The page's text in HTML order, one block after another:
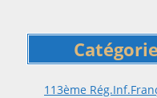
113ème